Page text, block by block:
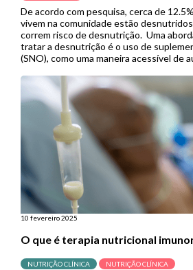
De acordo com pesquisa, cerca de
vivem na comunidade estão
correm risco de desnutrição. Uma
tratar a desnutrição é o uso de
(SNO), como uma maneira acessível de
conhecimento sobre os […]
10 fevereiro 2025
O que é terapia nutricional
NUTRIÇÃO CLÍNICA NUTRIÇÃO CLÍNICA